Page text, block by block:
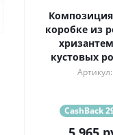
коробке из
кустовых
CashBack